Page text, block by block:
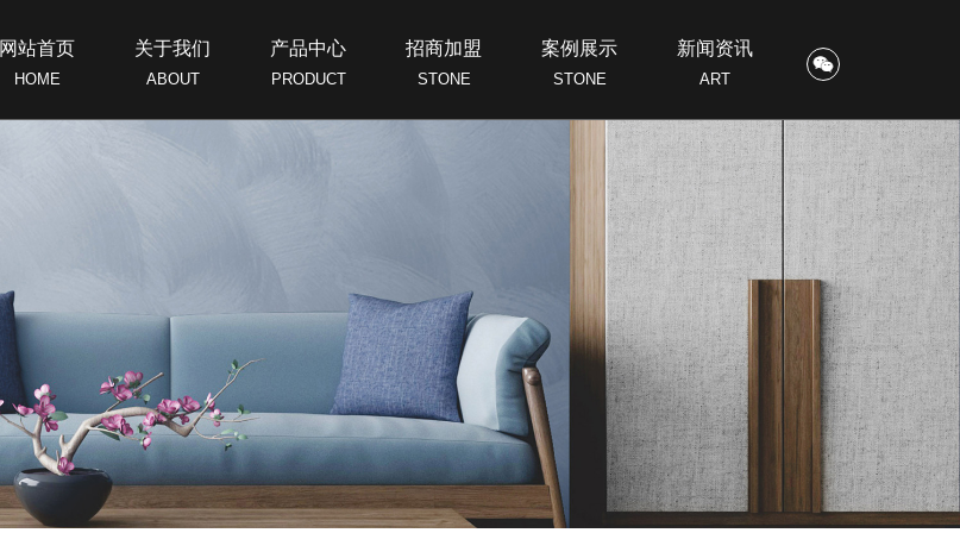
网站首页
HOME
关于我们
ABOUT
产品中心
PRODUCT
招商加盟
STONE
案例展示
STONE
新闻资讯
ART